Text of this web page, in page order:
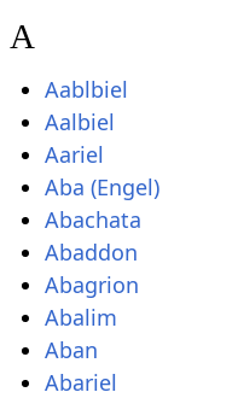
A
Aablbiel
Aalbiel
Aariel
Aba (Engel)
Abachata
Abaddon
Abagrion
Abalim
Aban
Abariel